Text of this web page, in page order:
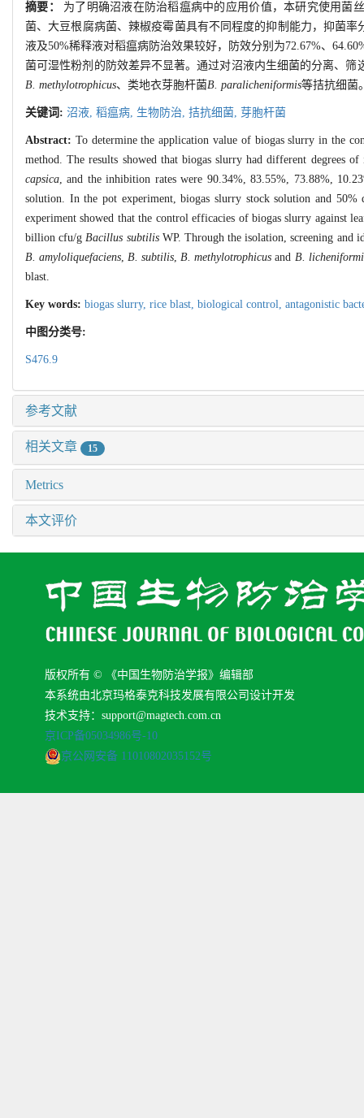
摘要： 为了明确沼液在防治稻瘟病中的应用价值，本研究使用菌
菌、大豆根腐病菌、辣椒疫霉菌具有不同程度的抑制能力，抑菌率
液及50%稀释液对稻瘟病防治效果较好，防效分别为72.67%、
菌可湿性粉剂的防效差异不显著。通过对沼液内生细菌的分离、
B. methylotrophicus、类地衣芽胞杆菌B. paralicheniformis等拮抗细菌
关键词: 沼液, 稻瘟病, 生物防治, 拮抗细菌, 芽胞杆菌
Abstract: To determine the application value of biogas slurry in the
method. The results showed that biogas slurry had different degrees
capsica, and the inhibition rates were 90.34%, 83.55%, 73.88%,
solution. In the pot experiment, biogas slurry stock solution and
experiment showed that the control efficacies of biogas slurry against
billion cfu/gBacillus subtilisWP. Through the isolation, screening and
B. amyloliquefaciens,B. subtilis,B. methylotrophicus and B.
blast.
Key words: biogas slurry, rice blast, biological control, antagonistic
中图分类号:
S476.9
参考文献
相关文章 15
Metrics
本文评价
版权所有 © 《中国生物防治学报》编辑部
本系统由北京玛格泰克科技发展有限公司设计开发
技术支持：support@magtech.com.cn
京ICP备05034986号-10
京公网安备 11010802035152号